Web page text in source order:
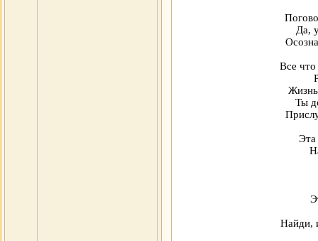
Да,
Все
Ты
Эта
Найди,